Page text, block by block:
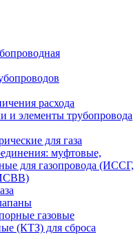
расхода
и элементы трубопровода
для газа
муфтовые,
для газопровода (ИССГ,
газовые
(КТЗ) для сброса